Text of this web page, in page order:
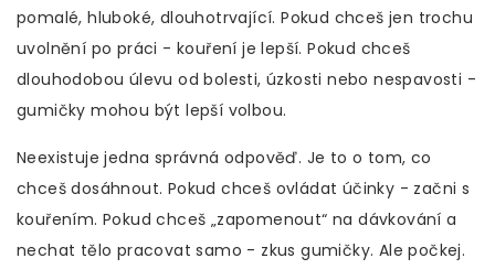
pomalé, hluboké, dlouhotrvající. Pokud chceš jen trochu
uvolnění po práci - kouření je lepší. Pokud chceš
dlouhodobou úlevu od bolesti, úzkosti nebo nespavosti -
gumičky mohou být lepší volbou.
Neexistuje jedna správná odpověď. Je to o tom, co
chceš dosáhnout. Pokud chceš ovládat účinky - začni s
kouřením. Pokud chceš „zapomenout“ na dávkování a
nechat tělo pracovat samo - zkus gumičky. Ale počkej.